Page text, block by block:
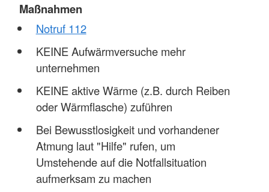
Maßnahmen
Notruf 112
KEINE Aufwärmversuche mehr
unternehmen
KEINE aktive Wärme (z.B. durch Reiben
oder Wärmflasche) zuführen
Bei Bewusstlosigkeit und vorhandener
Atmung laut "Hilfe" rufen, um
Umstehende auf die Notfallsituation
aufmerksam zu machen